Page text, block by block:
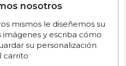
nosotros
mismos le diseñemos su
y escriba cómo
su personalización
carrito